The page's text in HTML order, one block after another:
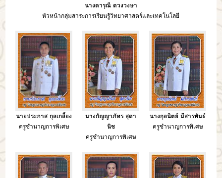
นางดารุณี ดวงวงษา
หัวหน้ากลุ่มสาระการเรียนรู้วิทยาศาสตร์และเทคโนโลยี
นายประภาส กุลเกลี้ยง
ครูชำนาญการพิเศษ
นางกัญญาภัทร สุดา
นิช
ครูชำนาญการพิเศษ
นางกุลนิตย์ มีสารพันธ์
ครูชำนาญการพิเศษ